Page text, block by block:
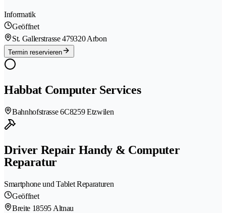
Informatik
Geöffnet
St. Gallerstrasse 479320 Arbon
Termin reservieren
Habbat Computer Services
Bahnhofstrasse 6C8259 Etzwilen
Driver Repair Handy & Computer
Reparatur
Smartphone und Tablet Reparaturen
Geöffnet
Breite 18595 Altnau